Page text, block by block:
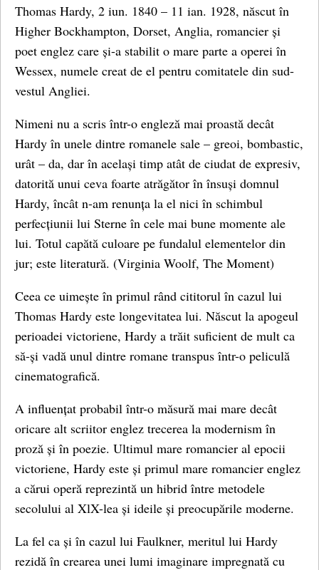
Thomas Hardy, 2 iun. 1840 – 11 ian. 1928, născut în
Higher Bockhampton, Dorset, Anglia, romancier și
poet englez care și-a stabilit o mare parte a operei în
Wessex, numele creat de el pentru comitatele din sud-
vestul Angliei.
Nimeni nu a scris într-o engleză mai proastă decât
Hardy în unele dintre romanele sale – greoi, bombastic,
urât – da, dar în același timp atât de ciudat de expresiv,
datorită unui ceva foarte atrăgător în însuși domnul
Hardy, încât n-am renunța la el nici în schimbul
perfecțiunii lui Sterne în cele mai bune momente ale
lui. Totul capătă culoare pe fundalul elementelor din
jur; este literatură. (Virginia Woolf, The Moment)
Ceea ce uimește în primul rând cititorul în cazul lui
Thomas Hardy este longevitatea lui. Născut la apogeul
perioadei victoriene, Hardy a trăit suficient de mult ca
să-și vadă unul dintre romane transpus într-o peliculă
cinematografică.
A influențat probabil într-o măsură mai mare decât
oricare alt scriitor englez trecerea la modernism în
proză și în poezie. Ultimul mare romancier al epocii
victoriene, Hardy este și primul mare romancier englez
a cărui operă reprezintă un hibrid între metodele
secolului al XlX-lea și ideile și preocupările moderne.
La fel ca și în cazul lui Faulkner, meritul lui Hardy
rezidă în crearea unei lumi imaginare impregnată cu